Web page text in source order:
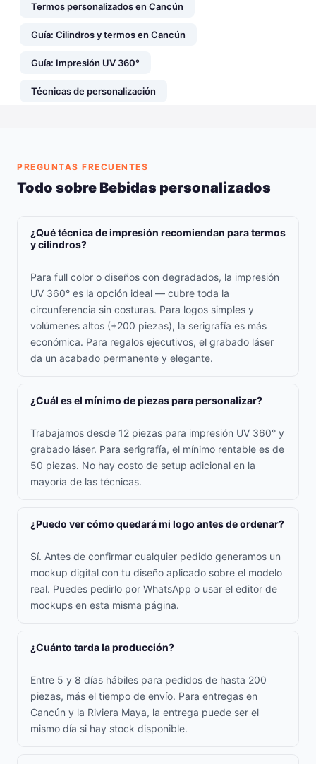
Termos personalizados en Cancún
Guía: Cilindros y termos en Cancún
Guía: Impresión UV 360°
Técnicas de personalización
PREGUNTAS FRECUENTES
Todo sobre Bebidas personalizados
¿Qué técnica de impresión recomiendan para termos
y cilindros?
Para full color o diseños con degradados, la impresión
UV 360° es la opción ideal — cubre toda la
circunferencia sin costuras. Para logos simples y
volúmenes altos (+200 piezas), la serigrafía es más
económica. Para regalos ejecutivos, el grabado láser
da un acabado permanente y elegante.
¿Cuál es el mínimo de piezas para personalizar?
Trabajamos desde 12 piezas para impresión UV 360° y
grabado láser. Para serigrafía, el mínimo rentable es de
50 piezas. No hay costo de setup adicional en la
mayoría de las técnicas.
¿Puedo ver cómo quedará mi logo antes de ordenar?
Sí. Antes de confirmar cualquier pedido generamos un
mockup digital con tu diseño aplicado sobre el modelo
real. Puedes pedirlo por WhatsApp o usar el editor de
mockups en esta misma página.
¿Cuánto tarda la producción?
Entre 5 y 8 días hábiles para pedidos de hasta 200
piezas, más el tiempo de envío. Para entregas en
Cancún y la Riviera Maya, la entrega puede ser el
mismo día si hay stock disponible.